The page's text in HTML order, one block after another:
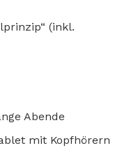
(inkl.
Abende
mit Kopfhörern